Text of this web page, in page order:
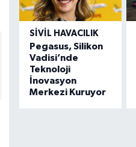
SIVIL HAVACILIK
Pegasus, Silikon
Vadisi’nde
Teknoloji
İnovasyon
Merkezi Kuruyor